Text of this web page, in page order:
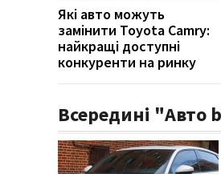
Які авто можуть
замінити Toyota Camry:
найкращі доступні
конкуренти на ринку
Всередині "Авто